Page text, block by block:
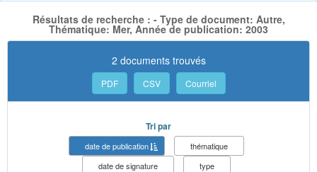
Résultats de recherche : - Type de document: Autre,
Thématique: Mer, Année de publication: 2003
2 documents trouvés
PDF CSV Courriel
Tri par
date de publication
thématique
date de signature
type